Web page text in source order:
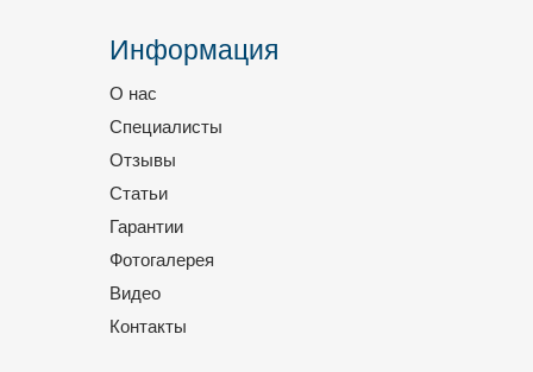
Информация
О нас
Специалисты
Отзывы
Статьи
Гарантии
Фотогалерея
Видео
Контакты